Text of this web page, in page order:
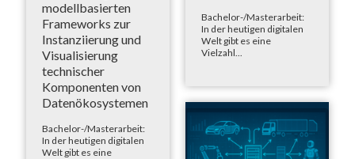
Bachelor-/Masterarbeit:
In der heutigen digitalen
Welt gibt es eine
Vielzahl...
modellbasierten
Frameworks zur
Instanziierung und
Visualisierung
technischer
Komponenten von
Datenökosystemen
Bachelor-/Masterarbeit:
In der heutigen digitalen
Welt gibt es eine